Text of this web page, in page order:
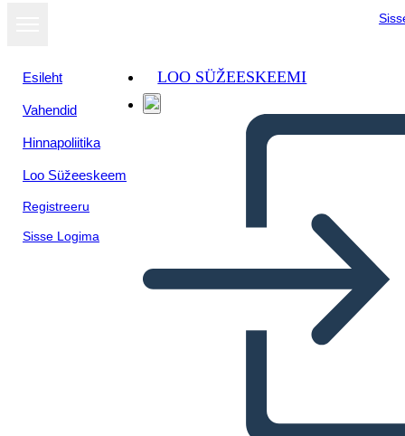
Esileht
Vahendid
Hinnapoliitika
Loo Süžeeskeem
Registreeru
Sisse Logima
LOO SÜŽEESKEEMI
Cruzando Bok Chitto